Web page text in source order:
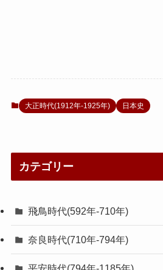
大正時代(1912年-1925年) 日本史
カテゴリー
飛鳥時代(592年-710年)
奈良時代(710年-794年)